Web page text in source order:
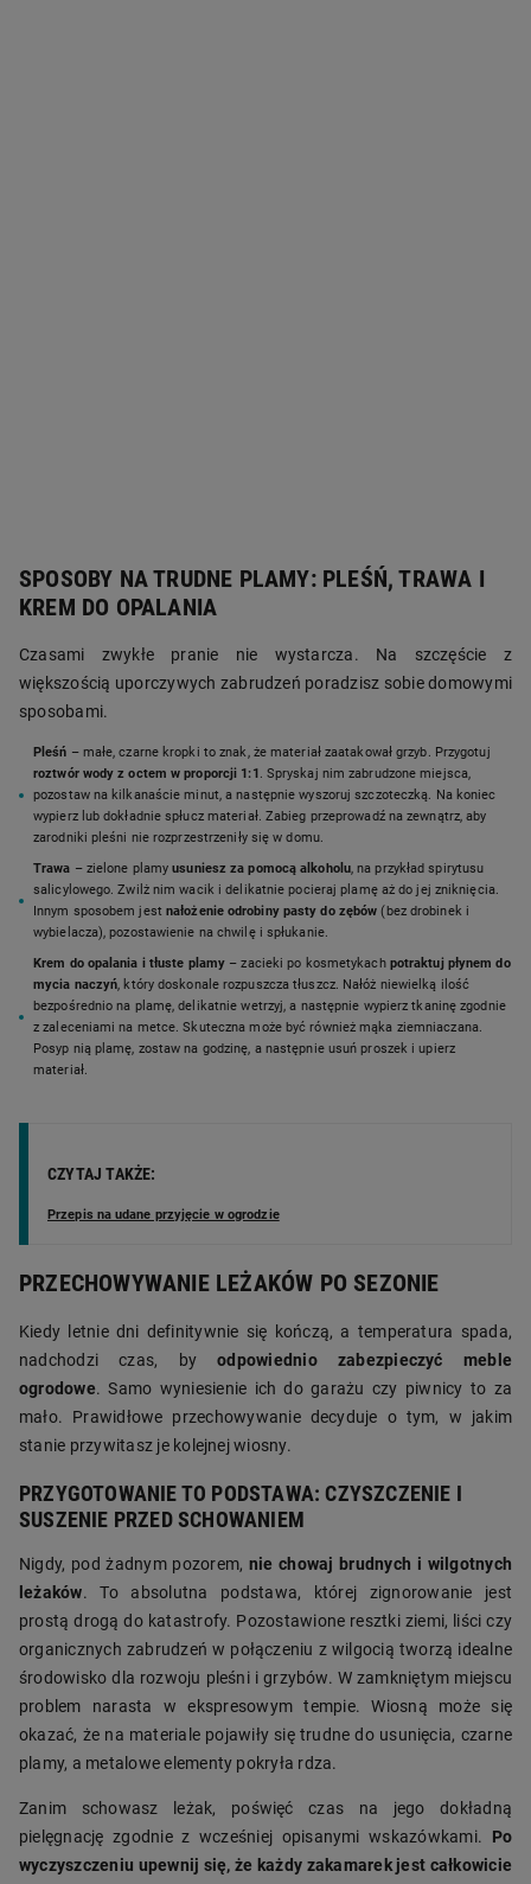
SPOSOBY NA TRUDNE PLAMY: PLEŚŃ, TRAWA I
KREM DO OPALANIA
Czasami zwykłe pranie nie wystarcza. Na szczęście z
większością uporczywych zabrudzeń poradzisz sobie domowymi
sposobami.
Pleśń – małe, czarne kropki to znak, że materiał zaatakował grzyb. Przygotuj
roztwór wody z octem w proporcji 1:1 . Spryskaj nim zabrudzone miejsca,
pozostaw na kilkanaście minut, a następnie wyszoruj szczoteczką. Na koniec
wypierz lub dokładnie spłucz materiał. Zabieg przeprowadź na zewnątrz, aby
zarodniki pleśni nie rozprzestrzeniły się w domu.
Trawa – zielone plamyusuniesz za pomocą alkoholu, na przykład spirytusu
salicylowego. Zwilż nim wacik i delikatnie pocieraj plamę aż do jej zniknięcia.
Innym sposobem jest nałożenie odrobiny pasty do zębów (bez drobinek i
wybielacza), pozostawienie na chwilę i spłukanie.
Krem do opalania i tłuste plamy – zacieki po kosmetykach potraktuj płynem do
mycia naczyń, który doskonale rozpuszcza tłuszcz. Nałóż niewielką ilość
bezpośrednio na plamę, delikatnie wetrzyj, a następnie wypierz tkaninę zgodnie
z zaleceniami na metce. Skuteczna może być również mąka ziemniaczana.
Posyp nią plamę, zostaw na godzinę, a następnie usuń proszek i upierz
materiał.
CZYTAJ TAKŻE:
Przepis na udane przyjęcie w ogrodzie
PRZECHOWYWANIE LEŻAKÓW PO SEZONIE
Kiedy letnie dni definitywnie się kończą, a temperatura spada,
nadchodzi czas, byodpowiednio zabezpieczyć meble
ogrodowe. Samo wyniesienie ich do garażu czy piwnicy to za
mało. Prawidłowe przechowywanie decyduje o tym, w jakim
stanie przywitasz je kolejnej wiosny.
PRZYGOTOWANIE TO PODSTAWA: CZYSZCZENIE I
SUSZENIE PRZED SCHOWANIEM
Nigdy, pod żadnym pozorem, nie chowaj brudnych i wilgotnych
leżaków. To absolutna podstawa, której zignorowanie jest
prostą drogą do katastrofy. Pozostawione resztki ziemi, liści czy
organicznych zabrudzeń w połączeniu z wilgocią tworzą idealne
środowisko dla rozwoju pleśni i grzybów. W zamkniętym miejscu
problem narasta w ekspresowym tempie. Wiosną może się
okazać, że na materiale pojawiły się trudne do usunięcia, czarne
plamy, a metalowe elementy pokryła rdza.
Zanim schowasz leżak, poświęć czas na jego dokładną
pielęgnację zgodnie z wcześniej opisanymi wskazówkami. Po
wyczyszczeniu upewnij się, że każdy zakamarek jest całkowicie